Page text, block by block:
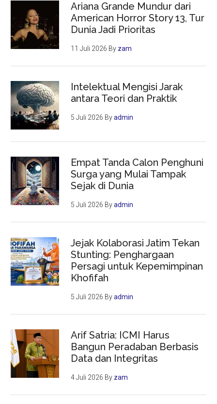
Ariana Grande Mundur dari
American Horror Story 13, Tur
Dunia Jadi Prioritas
11 Juli 2026 By zam
Intelektual Mengisi Jarak
antara Teori dan Praktik
5 Juli 2026 Byadmin
Empat Tanda Calon Penghuni
Surga yang Mulai Tampak
Sejak di Dunia
5 Juli 2026 Byadmin
Jejak Kolaborasi Jatim Tekan
Stunting: Penghargaan
Persagi untuk Kepemimpinan
Khofifah
5 Juli 2026 Byadmin
Arif Satria: ICMI Harus
Bangun Peradaban Berbasis
Data dan Integritas
4 Juli 2026 By zam